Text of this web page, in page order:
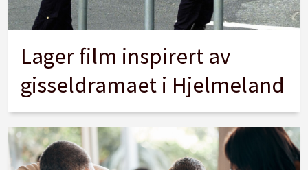
Lager film inspirert av
gisseldramaet i Hjelmeland